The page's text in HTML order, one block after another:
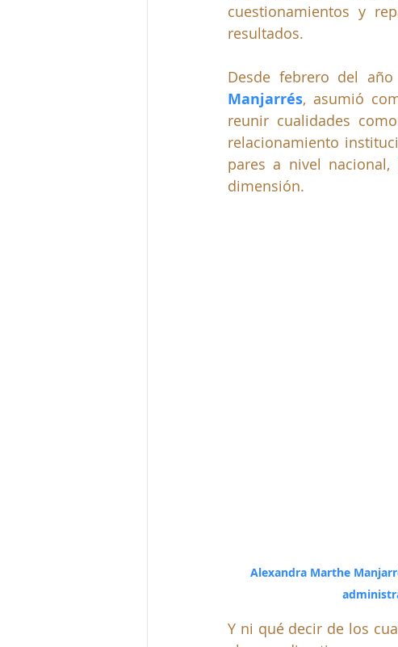
cuestionamientos y
resultados.
Desde febrero del
Manjarrés, asumió
reunir cualidades
relacionamiento
pares a nivel
dimensión.
Alexandra Marthe
Y ni qué decir de los